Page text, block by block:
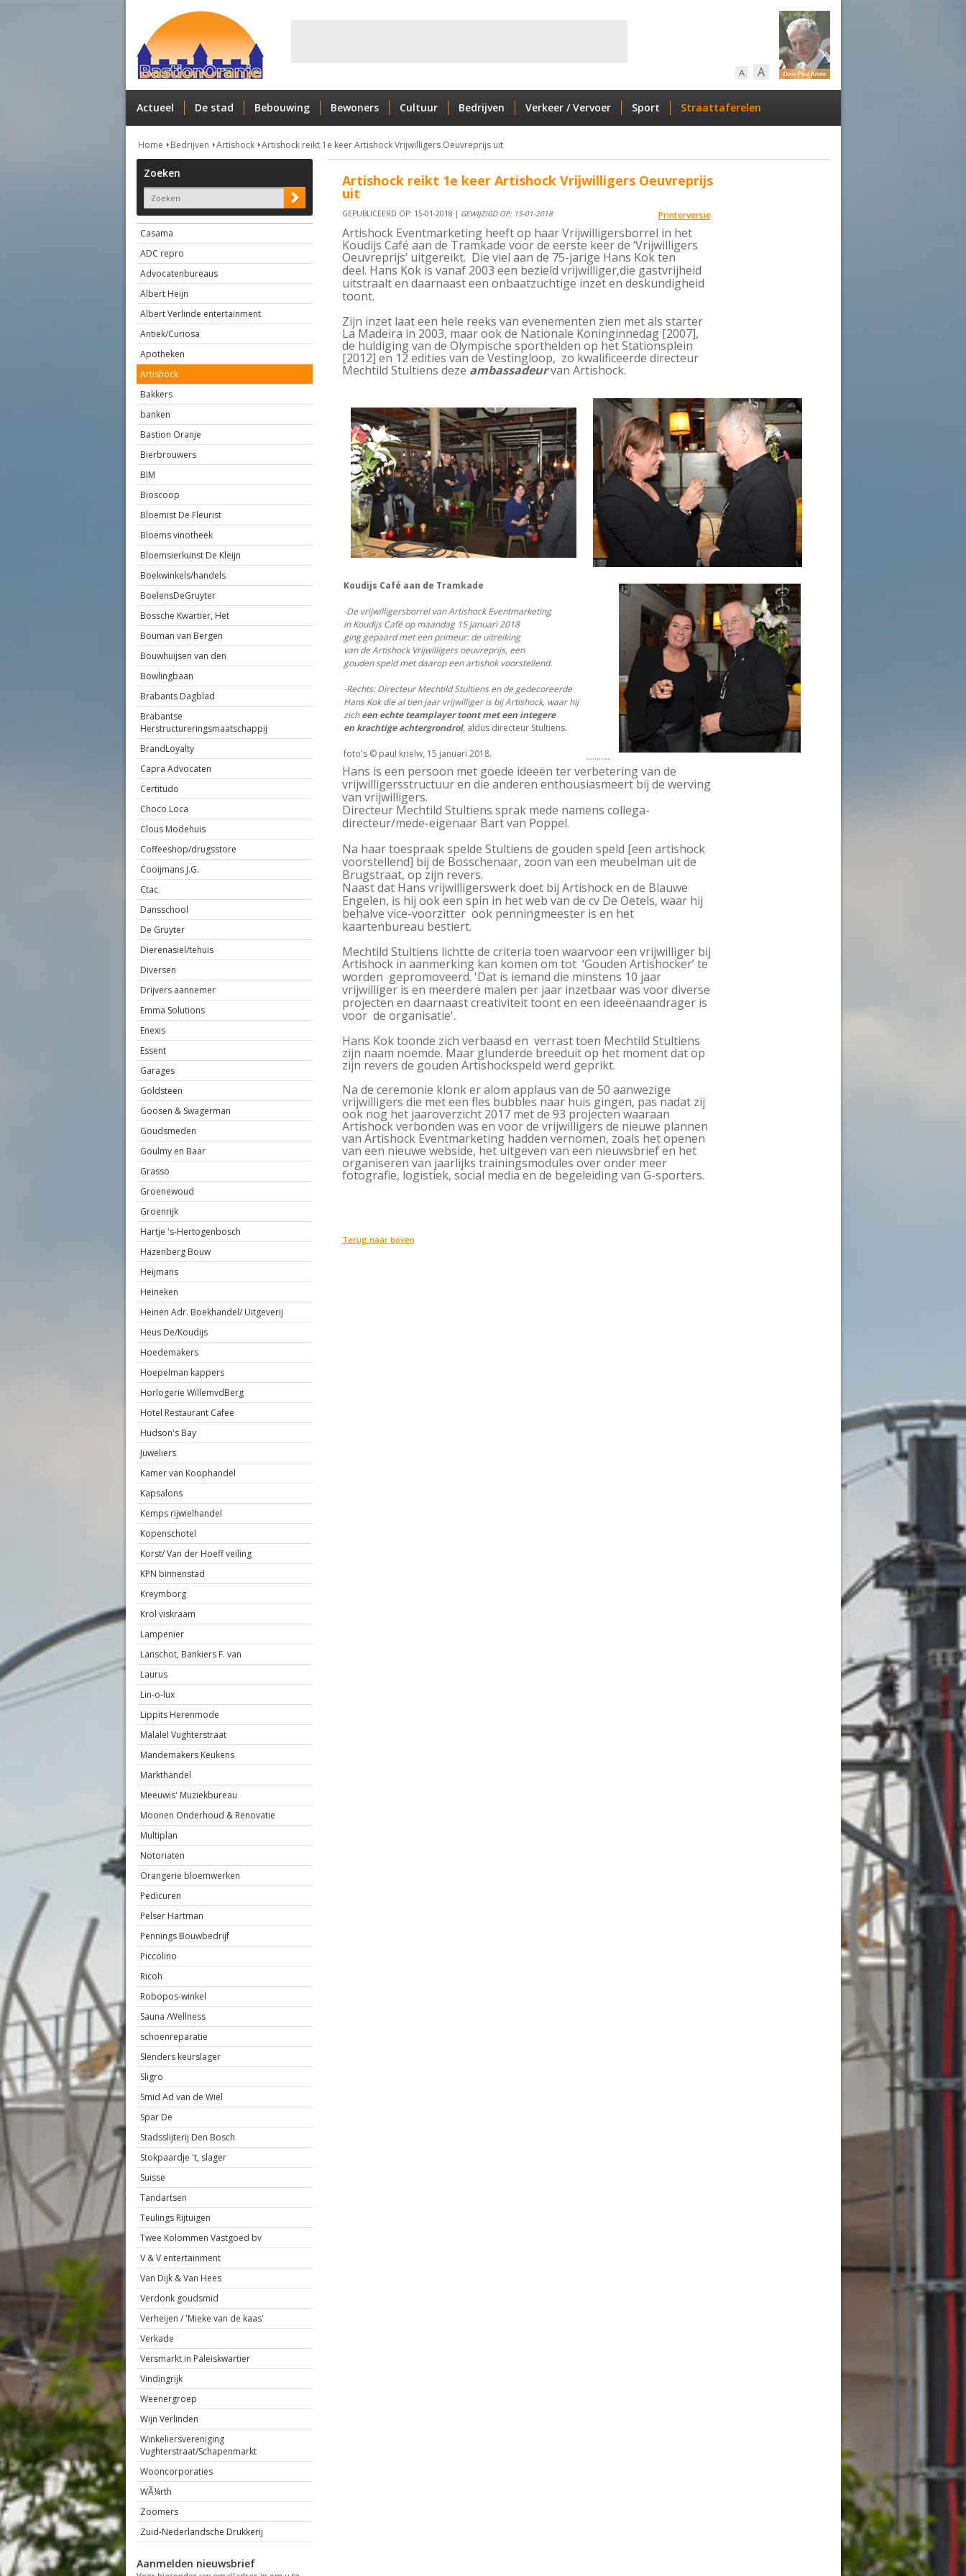
A A
Actueel De stad Bebouwing Bewoners Cultuur Bedrijven Verkeer / Vervoer Sport Straattaferelen
Home Bedrijven Artishock Artishock reikt 1e keer Artishock Vrijwilligers Oeuvreprijs uit
Zoeken
Casama
ADC repro
Advocatenbureaus
Albert Heijn
Albert Verlinde entertainment
Antiek/Curiosa
Apotheken
Artishock
Bakkers
banken
Bastion Oranje
Bierbrouwers
BIM
Bioscoop
Bloemist De Fleurist
Bloems vinotheek
Bloemsierkunst De Kleijn
Boekwinkels/handels
BoelensDeGruyter
Bossche Kwartier, Het
Bouman van Bergen
Bouwhuijsen van den
Bowlingbaan
Brabants Dagblad
Brabantse
Herstructureringsmaatschappij
BrandLoyalty
Capra Advocaten
Certitudo
Choco Loca
Clous Modehuis
Coffeeshop/drugsstore
Cooijmans J.G.
Ctac
Dansschool
De Gruyter
Dierenasiel/tehuis
Diversen
Drijvers aannemer
Emma Solutions
Enexis
Essent
Garages
Goldsteen
Goosen & Swagerman
Goudsmeden
Goulmy en Baar
Grasso
Groenewoud
Groenrijk
Hartje 's-Hertogenbosch
Hazenberg Bouw
Heijmans
Heineken
Heinen Adr. Boekhandel/ Uitgeverij
Heus De/Koudijs
Hoedemakers
Hoepelman kappers
Horlogerie WillemvdBerg
Hotel Restaurant Cafee
Hudson's Bay
Juweliers
Kamer van Koophandel
Kapsalons
Kemps rijwielhandel
Kopenschotel
Korst/ Van der Hoeff veiling
KPN binnenstad
Kreymborg
Krol viskraam
Lampenier
Lanschot, Bankiers F. van
Laurus
Lin-o-lux
Lippits Herenmode
Malalel Vughterstraat
Mandemakers Keukens
Markthandel
Meeuwis' Muziekbureau
Moonen Onderhoud & Renovatie
Multiplan
Notoriaten
Orangerie bloemwerken
Pedicuren
Pelser Hartman
Pennings Bouwbedrijf
Piccolino
Ricoh
Robopos-winkel
Sauna /Wellness
schoenreparatie
Slenders keurslager
Sligro
Smid Ad van de Wiel
Spar De
Stadsslijterij Den Bosch
Stokpaardje 't, slager
Suisse
Tandartsen
Teulings Rijtuigen
Twee Kolommen Vastgoed bv
V & V entertainment
Van Dijk & Van Hees
Verdonk goudsmid
Verheijen / 'Mieke van de kaas'
Verkade
Versmarkt in Paleiskwartier
Vindingrijk
Weenergroep
Wijn Verlinden
Winkeliersvereniging
Vughterstraat/Schapenmarkt
Wooncorporaties
WÃ¼rth
Zoomers
Zuid-Nederlandsche Drukkerij
Aanmelden nieuwsbrief
Artishock reikt 1e keer Artishock Vrijwilligers Oeuvreprijs
uit
Printerversie
GEPUBLICEERD OP: 15-01-2018 | GEWIJZIGD OP: 15-01-2018
Artishock Eventmarketing heeft op haar Vrijwilligersborrel in het
Koudijs Café aan de Tramkade voor de eerste keer de ‘Vrijwilligers
Oeuvreprijs’ uitgereikt. Die viel aan de 75-jarige Hans Kok ten
deel. Hans Kok is vanaf 2003 een bezield vrijwilliger,die gastvrijheid
uitstraalt en daarnaast een onbaatzuchtige inzet en deskundigheid
toont.
Zijn inzet laat een hele reeks van evenementen zien met als starter
La Madeira in 2003, maar ook de Nationale Koninginnedag [2007],
de huldiging van de Olympische sporthelden op het Stationsplein
[2012] en 12 edities van de Vestingloop, zo kwalificeerde directeur
Mechtild Stultiens deze ambassadeurvan Artishock.
Koudijs Café aan de Tramkade
-De vrijwilligersborrel van Artishock Eventmarketing
in Koudijs Café op maandag 15 januari 2018
ging gepaard met een primeur: de uitreiking
van de Artishock Vrijwilligers oeuvreprijs, een
gouden speld met daarop een artishok voorstellend.
-Rechts: Directeur Mechtild Stultiens en de gedecoreerde
Hans Kok die al tien jaar vrijwilliger is bij Artishock, waar hij
zich een echte teamplayer toont met een integere
en krachtige achtergrondrol, aldus directeur Stultiens.
foto's © paul krielw, 15 januari 2018. ............
Hans is een persoon met goede ideeën ter verbetering van de
vrijwilligersstructuur en die anderen enthousiasmeert bij de werving
van vrijwilligers.
Directeur Mechtild Stultiens sprak mede namens collega-
directeur/mede-eigenaar Bart van Poppel.
Na haar toespraak spelde Stultiens de gouden speld [een artishock
voorstellend] bij de Bosschenaar, zoon van een meubelman uit de
Brugstraat, op zijn revers.
Naast dat Hans vrijwilligerswerk doet bij Artishock en de Blauwe
Engelen, is hij ook een spin in het web van de cv De Oetels, waar hij
behalve vice-voorzitter ook penningmeester is en het
kaartenbureau bestiert.
Mechtild Stultiens lichtte de criteria toen waarvoor een vrijwilliger bij
Artishock in aanmerking kan komen om tot ‘Gouden Artishocker’ te
worden gepromoveerd. 'Dat is iemand die minstens 10 jaar
vrijwilliger is en meerdere malen per jaar inzetbaar was voor diverse
projecten en daarnaast creativiteit toont en een ideeënaandrager is
voor de organisatie'.
Hans Kok toonde zich verbaasd en verrast toen Mechtild Stultiens
zijn naam noemde. Maar glunderde breeduit op het moment dat op
zijn revers de gouden Artishockspeld werd geprikt.
Na de ceremonie klonk er alom applaus van de 50 aanwezige
vrijwilligers die met een fles bubbles naar huis gingen, pas nadat zij
ook nog het jaaroverzicht 2017 met de 93 projecten waaraan
Artishock verbonden was en voor de vrijwilligers de nieuwe plannen
van Artishock Eventmarketing hadden vernomen, zoals het openen
van een nieuwe webside, het uitgeven van een nieuwsbrief en het
organiseren van jaarlijks trainingsmodules over onder meer
fotografie, logistiek, social media en de begeleiding van G-sporters.
Terug naar boven